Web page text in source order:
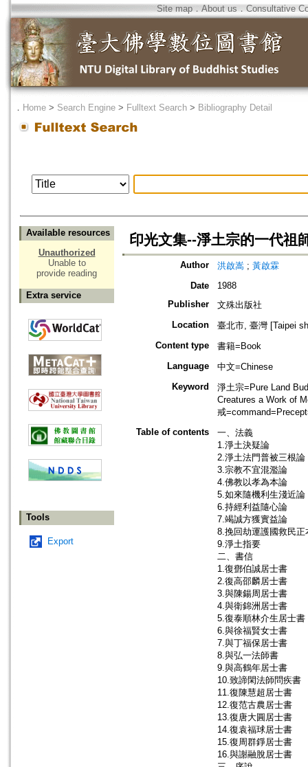
Site map．About us ． Consultative
． Home > Search Engine > Fulltext Search > Bibliography Detail
Available resources
Unauthorized
Unable to
provide reading
Extra service
Tools
Export
印光文集--淨土宗的一代祖
Author 洪啟嵩 ; 黃啟霖
Date
1988
Publisher
文殊出版社
Location
臺北市, 臺灣 [Taipei
Content type
書籍=Book
Language
中文=Chinese
Keyword
淨土宗=Pure Land
Creatures a Work of
戒
Table of contents
一、法義
1.淨土決疑論
2.淨土法門普被三根論
3.宗教不宜混濫論
4.佛教以孝為本論
5.如來隨機利生淺近論
6.持經利益隨心論
7.竭誠方獲實益論
8.挽回劫運護國救民正
9.淨土指要
二、書信
1.復鄧伯誠居士書
2.復高邵麟居士書
3.與陳鍚周居士書
4.與衛錦洲居士書
5.復泰順林介生居士書
6.與徐福賢女士書
7.與丁福保居士書
8.與弘一法師書
9.與高鶴年居士書
10.致諦閑法師問疾書
11.復陳慧超居士書
12.復范古農居士書
13.復唐大圓居士書
14.復袁福球居士書
15.復周群錚居士書
16.與謝融脫居士書